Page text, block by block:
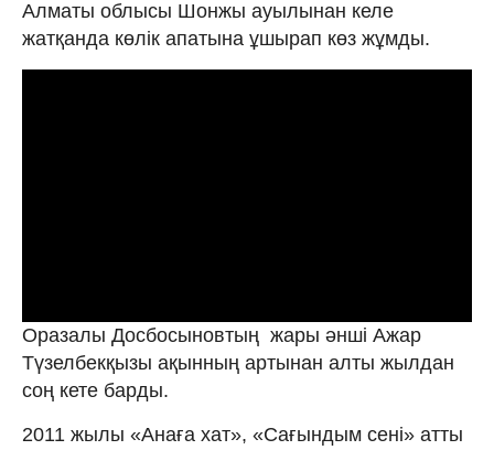
Алматы облысы Шонжы ауылынан келе
жатқанда көлік апатына ұшырап көз жұмды.
Оразалы Досбосыновтың жары әнші Ажар
Түзелбекқызы ақынның артынан алты жылдан
соң кете барды.
2011 жылы «Анаға хат», «Сағындым сені» атты